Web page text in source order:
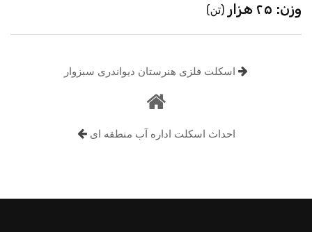
وزن: ۲۵ هزار
(تن)
اسکلت فلزی هنرستان دیواندری سبزوار
احداث اسکلت اداره آب منطقه ای